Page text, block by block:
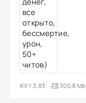
1.3.83 300,8 Mb